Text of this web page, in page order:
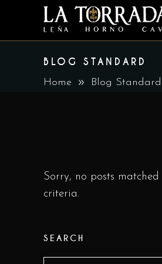
BLOG STANDARD
Home Blog Standard
Sorry, no posts matched
criteria.
SEARCH